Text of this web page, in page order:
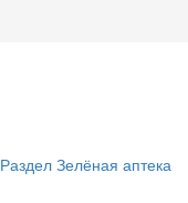
Раздел Зелёная аптека